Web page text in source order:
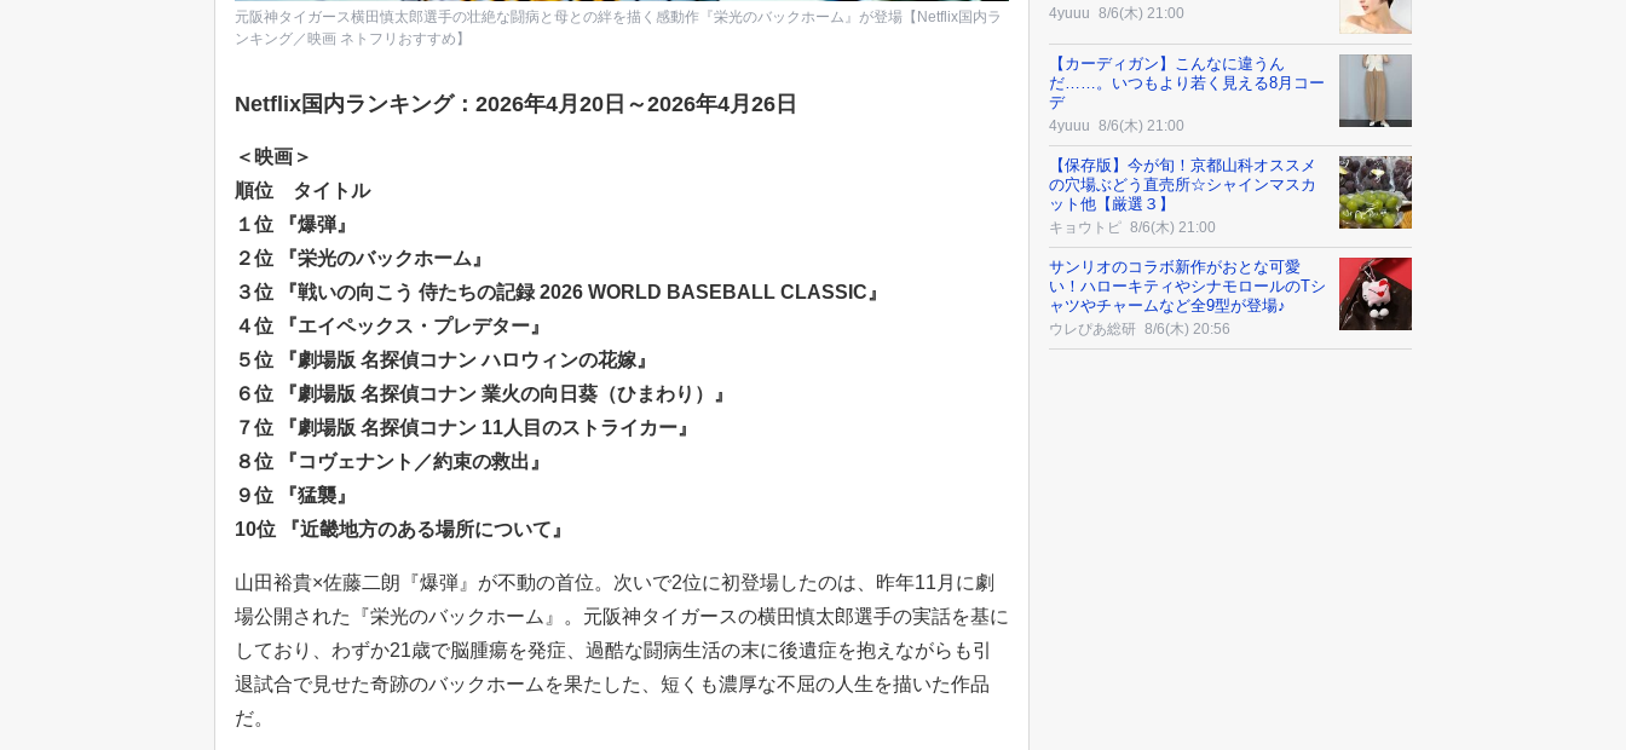
元阪神タイガース横田慎太郎選手の壮絶な闘病と母との絆を描く感動作『栄光のバックホーム』が登場【Netflix国内ラ
ンキング／映画 ネトフリおすすめ】
Netflix国内ランキング：2026年4月20日～2026年4月26日
＜映画＞
順位 タイトル
１位 『爆弾』
２位 『栄光のバックホーム』
３位 『戦いの向こう 侍たちの記録 2026 WORLD BASEBALL CLASSIC』
４位 『エイペックス・プレデター』
５位 『劇場版 名探偵コナン ハロウィンの花嫁』
６位 『劇場版 名探偵コナン 業火の向日葵（ひまわり）』
７位 『劇場版 名探偵コナン 11人目のストライカー』
８位 『コヴェナント／約束の救出』
９位 『猛襲』
10位 『近畿地方のある場所について』
山田裕貴×佐藤二朗『爆弾』が不動の首位。次いで2位に初登場したのは、昨年11月に劇
場公開された『栄光のバックホーム』。元阪神タイガースの横田慎太郎選手の実話を基に
しており、わずか21歳で脳腫瘍を発症、過酷な闘病生活の末に後遺症を抱えながらも引
退試合で見せた奇跡のバックホームを果たした、短くも濃厚な不屈の人生を描いた作品
だ。
4yuuu 8/6(木) 21:00
【カーディガン】こんなに違うん
だ……。いつもより若く見える8月コー
デ
4yuuu 8/6(木) 21:00
【保存版】今が旬！京都山科オススメ
の穴場ぶどう直売所☆シャインマスカ
ット他【厳選３】
キョウトピ 8/6(木) 21:00
サンリオのコラボ新作がおとな可愛
い！ハローキティやシナモロールのTシ
ャツやチャームなど全9型が登場♪
ウレぴあ総研 8/6(木) 20:56